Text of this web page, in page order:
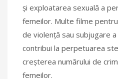
și exploatarea sexuală a
femeilor. Multe filme
de violență sau subjugare
contribui la perpetuarea
creșterea numărului de
femeilor.